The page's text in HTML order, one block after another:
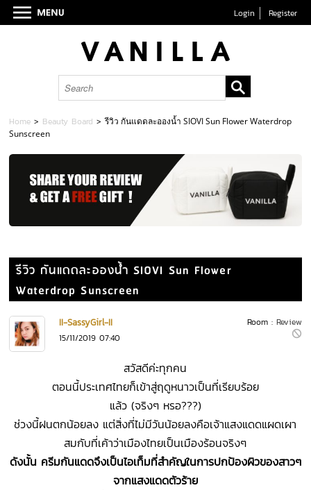
Login Register
Home > Beauty Board >รีวิว กันแดดละอองน้ำ SIOVI Sun Flower Waterdrop
Sunscreen
รีวิว กันแดดละอองน้ำ SIOVI Sun Flower
Waterdrop Sunscreen
Room : Review
II-SassyGirl-II
15/11/2019 07:40
สวัสดีค่ะทุกคน
ตอนนี้ประเทศไทยก็เข้าสู่ฤดูหนาวเป็นที่เรียบร้อย
แล้ว (จริงๆ หรอ???)
ช่วงนี้ฝนตกน้อยลง แต่สิ่งที่ไม่มีวันน้อยลงคือเจ้าแสงแดดแผดเผา
สมกับที่เค้าว่าเมืองไทยเป็นเมืองร้อนจริงๆ
ดังนั้น ครีมกันแดดจึงเป็นไอเท็มที่สำคัญในการปกป้องผิวของสาวๆ
จากแสงแดดตัวร้าย